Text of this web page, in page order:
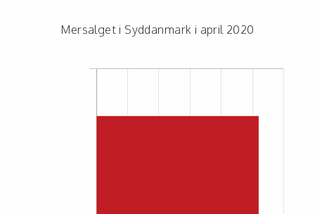
Mersalget i Syddanmark i april 2020